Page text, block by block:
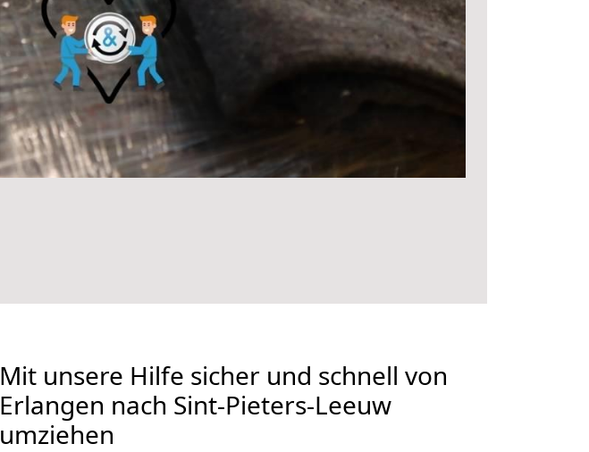
Mit unsere Hilfe sicher und schnell von
Erlangen nach Sint-Pieters-Leeuw
umziehen